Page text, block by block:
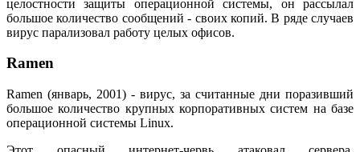
целостности защиты операционной системы, он рассылал
большое количество сообщений - своих копий. В ряде случаев
вирус парализовал работу целых офисов.
Ramen
Ramen (январь, 2001) - вирус, за считанные дни поразивший
большое количество крупных корпоративных систем на базе
операционной системы Linux.